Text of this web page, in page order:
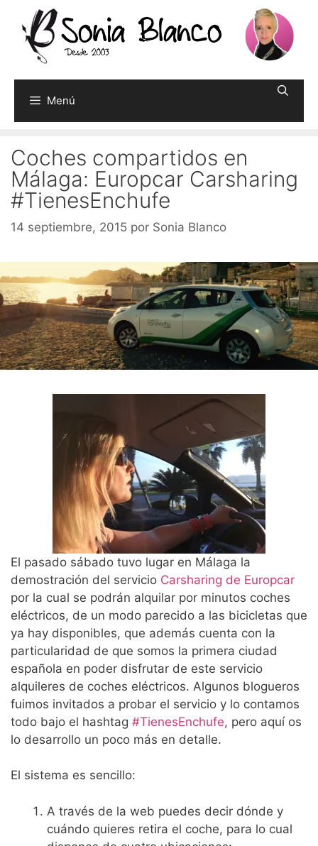
contenido
Menú
Coches compartidos en
Málaga: Europcar Carsharing
#TienesEnchufe
14 septiembre, 2015 por Sonia Blanco
El pasado sábado tuvo lugar en Málaga la
demostración del servicio Carsharing de Europcar
por la cual se podrán alquilar por minutos coches
eléctricos, de un modo parecido a las bicicletas que
ya hay disponibles, que además cuenta con la
particularidad de que somos la primera ciudad
española en poder disfrutar de este servicio
alquileres de coches eléctricos. Algunos blogueros
fuimos invitados a probar el servicio y lo contamos
todo bajo el hashtag #TienesEnchufe, pero aquí os
lo desarrollo un poco más en detalle.
El sistema es sencillo:
A través de la web puedes decir dónde y
cuándo quieres retira el coche, para lo cual